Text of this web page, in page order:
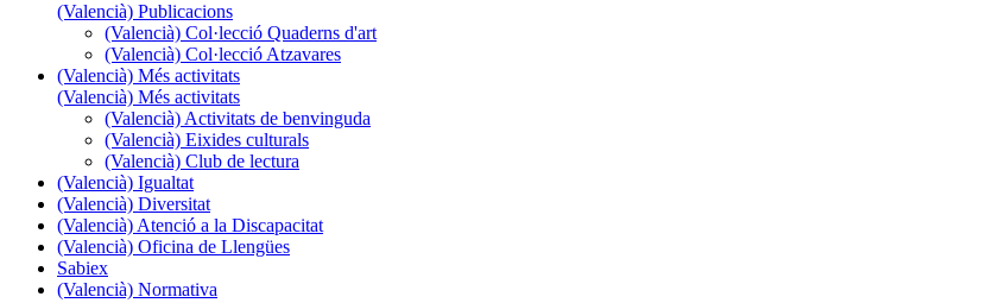
(Valencià) Publicacions
(Valencià) Col·lecció Quaderns d'art
(Valencià) Col·lecció Atzavares
(Valencià) Més activitats
(Valencià) Més activitats
(Valencià) Activitats de benvinguda
(Valencià) Eixides culturals
(Valencià) Club de lectura
(Valencià) Igualtat
(Valencià) Diversitat
(Valencià) Atenció a la Discapacitat
(Valencià) Oficina de Llengües
Sabiex
(Valencià) Normativa